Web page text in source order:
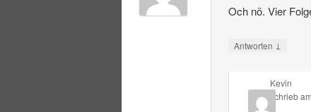
Och nö. Vier
Antworten ↓
Kevin
schriebam